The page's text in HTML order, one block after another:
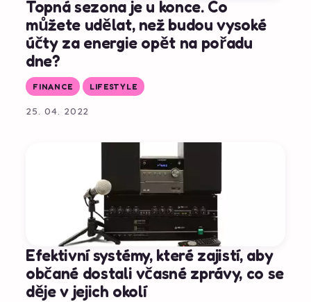
Topná sezona je u konce. Co
můžete udělat, než budou vysoké
účty za energie opět na pořadu
dne?
FINANCE LIFESTYLE
25. 04. 2022
Efektivní systémy, které zajistí, aby
občané dostali včasné zprávy, co se
děje v jejich okolí